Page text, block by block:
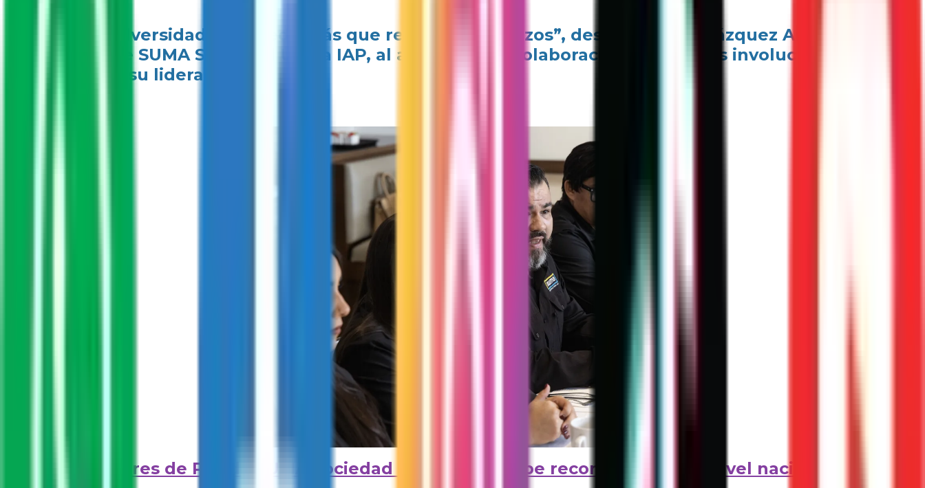
“Ante la adversidad, no queda más que redoblar esfuerzos”, destacó Iván Velázquez Aréchiga,
Director de SUMA Sociedad Unida IAP, al agradecer la colaboración de las y los involucrados y
reconocer su liderazgo.
Líderes de Paz de SUMA Sociedad Unida IAP recibe reconocimiento a nivel nacional